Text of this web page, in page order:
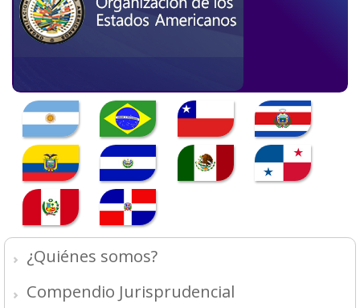
¿Quiénes somos?
Compendio Jurisprudencial